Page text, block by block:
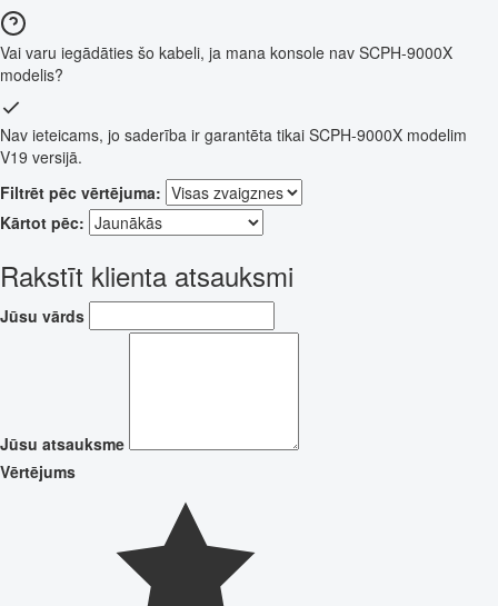
Vai varu iegādāties šo kabeli, ja mana konsole nav SCPH-9000X
modelis?
Nav ieteicams, jo saderība ir garantēta tikai SCPH-9000X modelim
V19 versijā.
Filtrēt pēc vērtējuma:
Kārtot pēc:
Rakstīt klienta atsauksmi
Jūsu vārds
Jūsu atsauksme
Vērtējums